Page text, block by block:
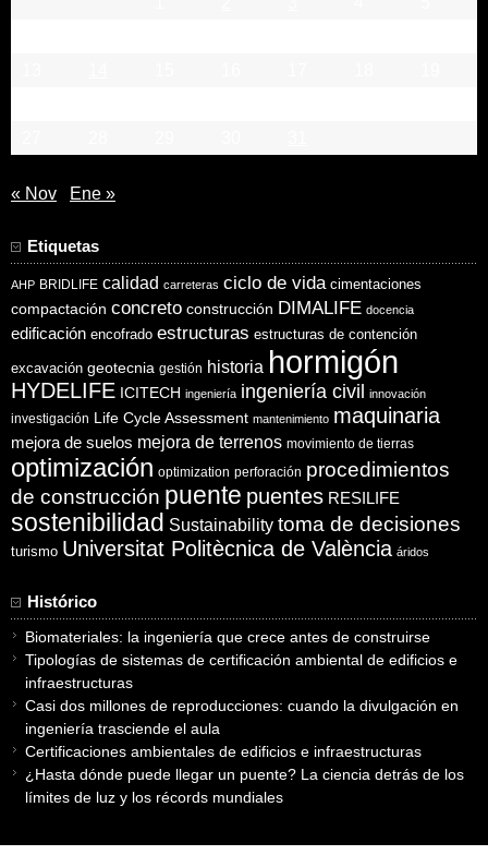
« Nov Ene »
Etiquetas
AHP BRIDLIFE calidad carreteras ciclo de vida cimentaciones
compactación concreto construcción DIMALIFE docencia
edificación encofrado estructuras estructuras de contención
excavación geotecnia gestión historia hormigón
HYDELIFE ICITECH ingeniería ingeniería civil innovación
investigación Life Cycle Assessment mantenimiento maquinaria
mejora de suelos mejora de terrenos movimiento de tierras
optimización optimization perforación procedimientos
de construcción puente puentes RESILIFE
sostenibilidad Sustainability toma de decisiones
turismo Universitat Politècnica de València áridos
Histórico
Biomateriales: la ingeniería que crece antes de construirse
Tipologías de sistemas de certificación ambiental de edificios e
infraestructuras
Casi dos millones de reproducciones: cuando la divulgación en
ingeniería trasciende el aula
Certificaciones ambientales de edificios e infraestructuras
¿Hasta dónde puede llegar un puente? La ciencia detrás de los
límites de luz y los récords mundiales